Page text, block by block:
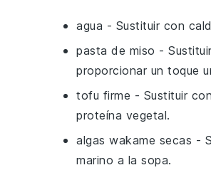
agua - Sustituir con
pasta de miso -
proporcionar un toque
tofu firme - Sustituir con
proteína vegetal.
algas wakame secas -
marino a la sopa.